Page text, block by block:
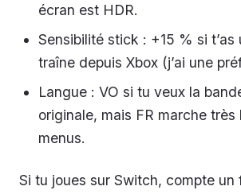
écran est HDR.
Sensibilité stick : +15 % si t’as
traîne depuis Xbox (j’ai une
Langue : VO si tu veux la
originale, mais FR marche très
menus.
Si tu joues sur Switch, compte un